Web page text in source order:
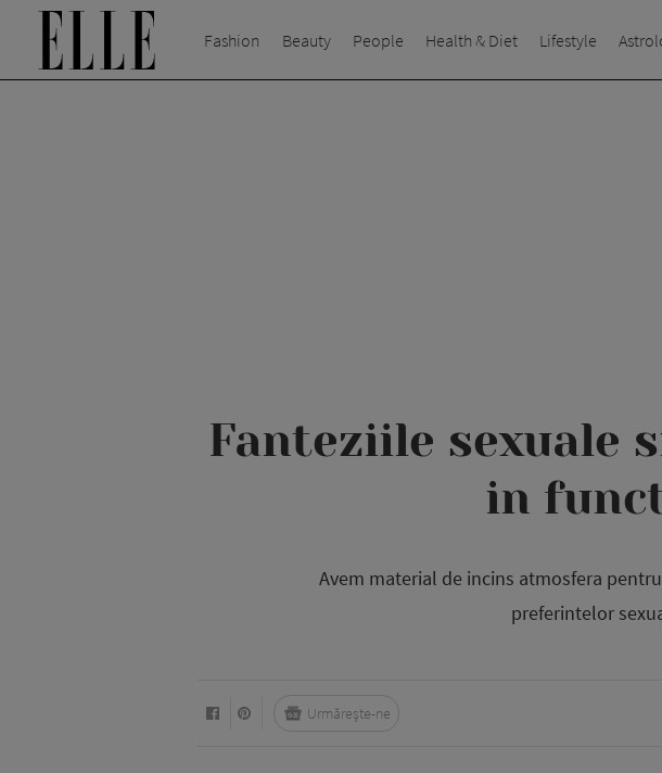
Fashion Beauty People Health & Diet Lifestyle
Fanteziile sexuale
in
Avem material de incins atmosfera
preferintelor
Urmărește-ne